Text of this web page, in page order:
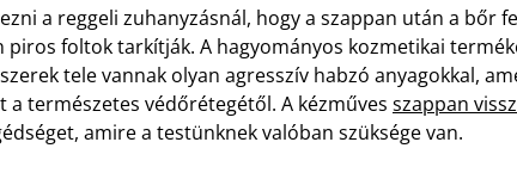
a reggeli zuhanyzásnál, hogy a szappan után a bőr
piros foltok tarkítják. A hagyományos kozmetikai
tele vannak olyan agresszív habzó anyagokkal,
a természetes védőrétegétől. A kézműves szappan
amire a testünknek valóban szüksége van.